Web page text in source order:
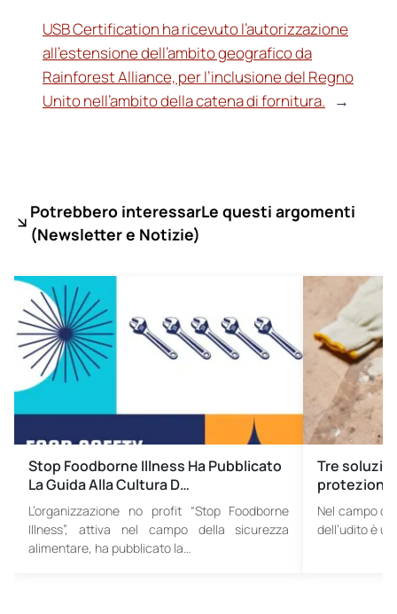
USB Certification ha ricevuto l’autorizzazione
all’estensione dell’ambito geografico da
Rainforest Alliance, per l’inclusione del Regno
Unito nell’ambito della catena di fornitura.
→
Potrebbero interessarLe questi argomenti
(Newsletter e Notizie)
Stop Foodborne Illness Ha Pubblicato
La Guida Alla Cultura D…
L’organizzazione no profit “Stop Foodborne
Illness”, attiva nel campo della sicurezza
alimentare, ha pubblicato la…
Tre
protezione
Nel campo
dell’udito è